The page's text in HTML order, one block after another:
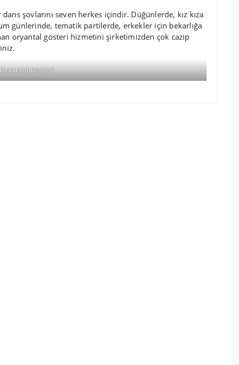
şovlarını seven herkes içindir. Düğünlerde, kız kıza
günlerinde, tematik partilerde, erkekler için bekarlığa
oryantal gösteri hizmetini şirketimizden çok cazip
Oryantal Gösteri